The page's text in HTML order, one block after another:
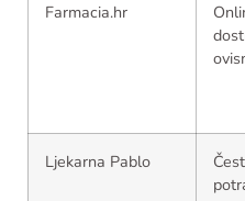
Farmacia.hr
Ljekarna Pablo